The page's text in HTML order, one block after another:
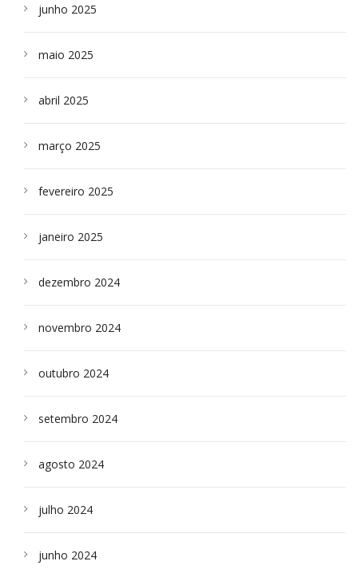
junho 2025
maio 2025
abril 2025
março 2025
fevereiro 2025
janeiro 2025
dezembro 2024
novembro 2024
outubro 2024
setembro 2024
agosto 2024
julho 2024
junho 2024